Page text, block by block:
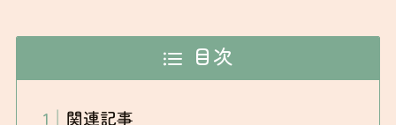
目次
関連記事